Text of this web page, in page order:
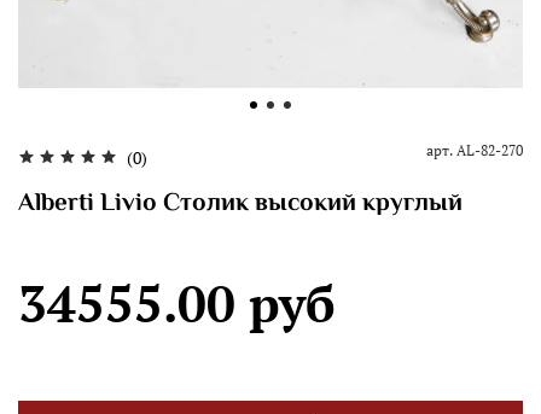
(0) арт. AL-82-270
Alberti Livio Столик высокий круглый
34555.00 руб